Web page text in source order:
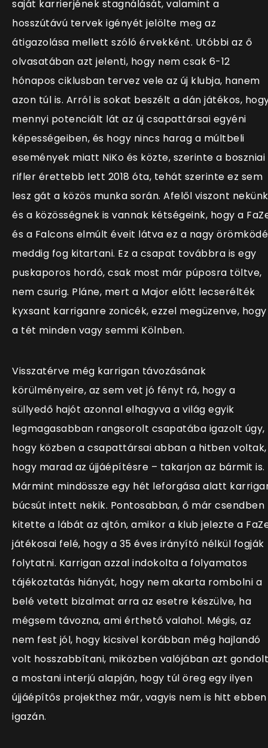
saját karrierjének stagnálását, valamint a
hosszútávú tervek igényét jelölte meg az
átigazolása mellett szóló érvekként. Utóbbi az ő
olvasatában azt jelenti, hogy nem csak 6-12
hónapos ciklusban tervez vele az új klubja, hanem
azon túl is. Arról is sokat beszélt a dán játékos,
mennyi potenciált lát az új csapattársai egyéni
képességeiben, és hogy nincs harag a múltbeli
események miatt NiKo és közte, szerinte a boszniai
rifler érettebb lett 2018 óta, tehát szerinte ez sem
lesz gát a közös munka során. Afelől viszont nekünk
és a közösségnek is vannak kétségeink, hogy a
és a Falcons elmúlt éveit látva ez a nagy
meddig fog kitartani. Ez a csapat továbbra is egy
puskaporos hordó, csak most már púposra töltve,
nem csurig. Pláne, mert a Major előtt lecserélték
kyxsant karriganre zonicék, ezzel megüzenve, hogy
a tét minden vagy semmi Kölnben.
Visszatérve még karrigan távozásának
körülményeire, az sem vet jó fényt rá, hogy a
süllyedő hajót azonnal elhagyva a világ egyik
legmagasabban rangsorolt csapatába igazolt úgy,
hogy közben a csapattársai abban a hitben voltak,
hogy marad az újjáépítésre – takarjon az bármit is.
Mármint mindössze egy hét leforgása alatt
búcsút intett nekik. Pontosabban, ő már csendben
kitette a lábát az ajtón, amikor a klub jelezte a
játékosai felé, hogy a 35 éves irányító nélkül fogják
folytatni. Karrigan azzal indokolta a folyamatos
tájékoztatás hiányát, hogy nem akarta rombolni a
belé vetett bizalmat arra az esetre készülve, ha
mégsem távozna, ami érthető valahol. Mégis, az
nem fest jól, hogy kicsivel korábban még hajlandó
volt hosszabbítani, miközben valójában azt
a mostani interjú alapján, hogy túl öreg egy ilyen
újjáépítős projekthez már, vagyis nem is hitt ebben
igazán.